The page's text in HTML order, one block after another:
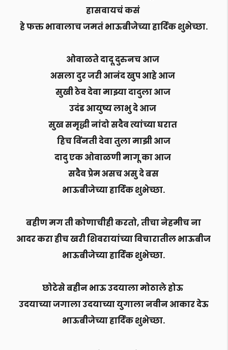
हासवायचं कसं
हे फक्त भावालाच जमतं भाऊबीजेच्या हार्दिक शुभेच्छा.
ओवाळते दादू दुरुनच आज
असला दुर जरी आनंद खुप आहे आज
सुखी ठेव देवा माझ्या दादुला आज
उदंड आयुष्य लाभु दे आज
सुख समृद्धी नांदो सदैव त्यांच्या घरात
हिच विंनती देवा तुला माझी आज
दादु एक ओवाळणी मागू का आज
सदैव प्रेम असच असु दे बस
भाऊबीजेच्या हार्दिक शुभेच्छा.
बहीण मग ती कोणाचीही करतो, तीचा नेहमीच ना
आदर करा हीच खरी शिवरायांच्या विचारातील भाऊबीज
भाऊबीजेच्या हार्दिक शुभेच्छा.
छोटेसे बहीन भाऊ उदयाला मोठाले होऊ
उदयाच्या जगाला उदयाच्या युगाला नवीन आकार देऊ
भाऊबीजेच्या हार्दिक शुभेच्छा.